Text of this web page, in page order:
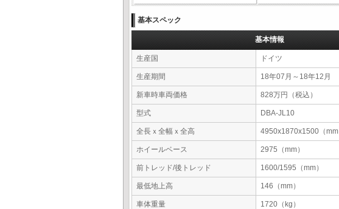
基本スペック
基本情報
生産国 ドイツ
生産期間 18年07月～18年12月
新車時車両価格 828万円（税込）
型式 DBA-JL10
全長ｘ全幅ｘ全高 4950x1870x1500（mm
ホイールベース 2975（mm）
前トレッド/後トレッド 1600/1595（mm）
最低地上高 146（mm）
車体重量 1720（kg）